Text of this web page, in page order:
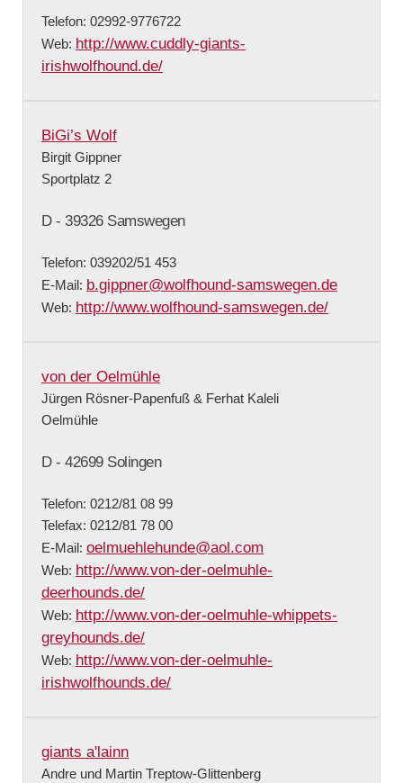
Telefon: 02992-9776722
Web: http://www.cuddly-giants-
irishwolfhound.de/
BiGi’s Wolf
Birgit Gippner
Sportplatz 2
D - 39326 Samswegen
Telefon: 039202/51 453
E-Mail: b.gippner@wolfhound-samswegen.de
Web: http://www.wolfhound-samswegen.de/
von der Oelmühle
Jürgen Rösner-Papenfuß & Ferhat Kaleli
Oelmühle
D - 42699 Solingen
Telefon: 0212/81 08 99
Telefax: 0212/81 78 00
E-Mail: oelmuehlehunde@aol.com
Web: http://www.von-der-oelmuhle-
deerhounds.de/
Web: http://www.von-der-oelmuhle-whippets-
greyhounds.de/
Web: http://www.von-der-oelmuhle-
irishwolfhounds.de/
giants a'lainn
Andre und Martin Treptow-Glittenberg